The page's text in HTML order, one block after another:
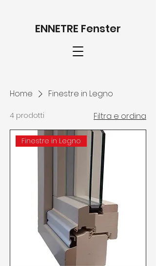
ENNETRE Fenster
Home Finestre in Legno
4 prodotti Filtra e ordina
Finestre in Legno